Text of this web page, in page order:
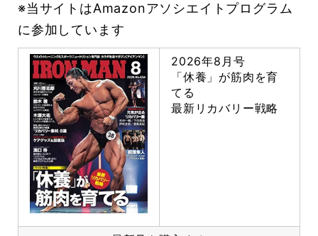
※当サイトはAmazonアソシエイトプログラム
に参加しています
2026年8月号
「休養」が筋肉を育
てる
最新リカバリー戦略